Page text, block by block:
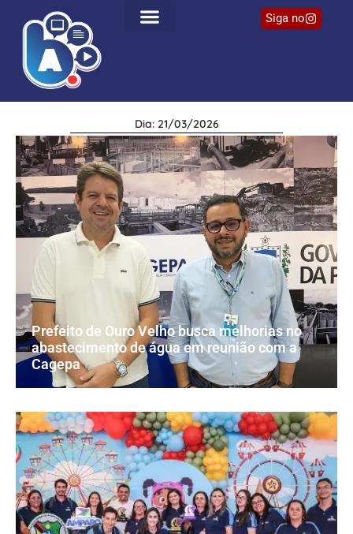
Siga no
Dia: 21/03/2026
Prefeito de Ouro Velho busca melhorias no
abastecimento de água em reunião com a
Cagepa